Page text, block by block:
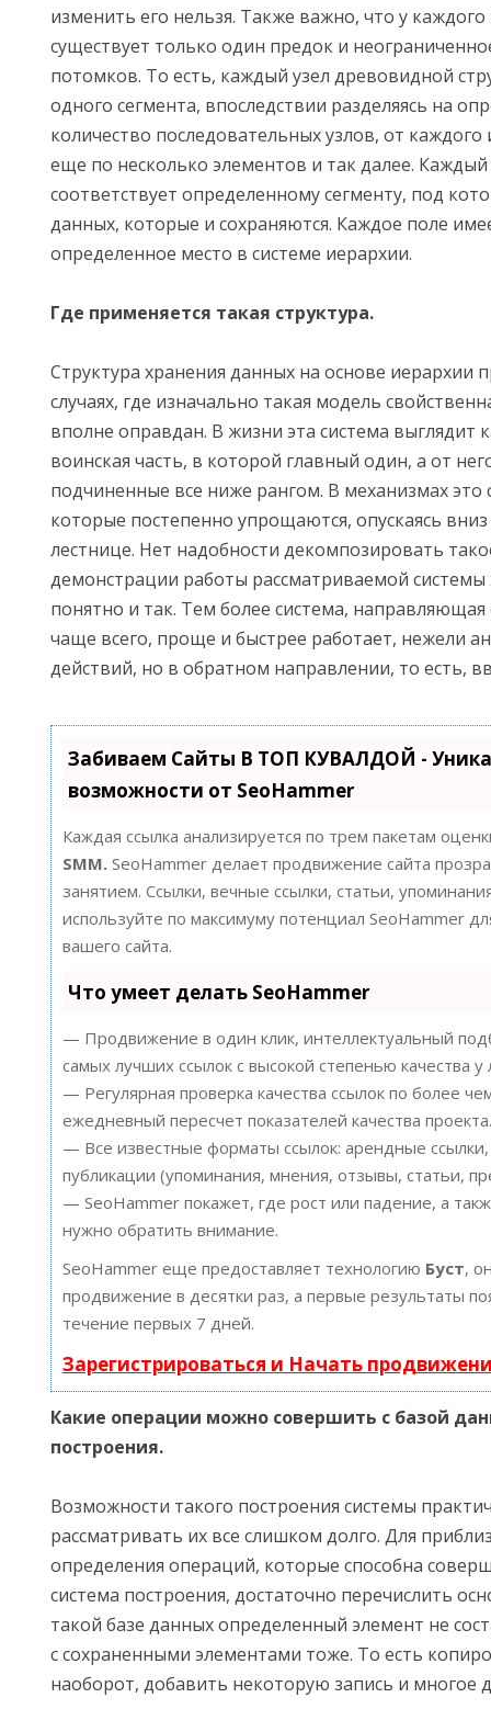
изменить его нельзя. Также важно, что у
существует только один предок и
потомков. То есть, каждый узел древовидной
одного сегмента, впоследствии разделяясь на
количество последовательных узлов, от каждого
еще по несколько элементов и так далее. Каждый
соответствует определенному сегменту, под
данных, которые и сохраняются. Каждое поле
определенное место в системе иерархии.
Где применяется такая структура.
Структура хранения данных на основе иерархии
случаях, где изначально такая модель
вполне оправдан. В жизни эта система выглядит
воинская часть, в которой главный один, а от
подчиненные все ниже рангом. В механизмах это
которые постепенно упрощаются, опускаясь
лестнице. Нет надобности декомпозировать
демонстрации работы рассматриваемой системы
понятно и так. Тем более система, направляющая
чаще всего, проще и быстрее работает, нежели
действий, но в обратном направлении, то есть,
Забиваем Сайты В ТОП КУВАЛДОЙ -
возможности от SeoHammer
Каждая ссылка анализируется по трем пакетам
SMM.SeoHammer делает продвижение сайта
занятием. Ссылки, вечные ссылки, статьи,
используйте по максимуму потенциал SeoHammer
вашего сайта.
Что умеет делать SeoHammer
— Продвижение в один клик, интеллектуальный
самых лучших ссылок с высокой степенью качества
— Регулярная проверка качества ссылок по более
ежедневный пересчет показателей качества проекта.
— Все известные форматы ссылок: арендные
публикации (упоминания, мнения, отзывы, статьи,
— SeoHammer покажет, где рост или падение, а
нужно обратить внимание.
SeoHammer еще предоставляет технологию Буст,
продвижение в десятки раз, а первые результаты
течение первых 7 дней.
Зарегистрироваться и Начать
Какие операции можно совершить с базой
построения.
Возможности такого построения системы
рассматривать их все слишком долго. Для
определения операций, которые способна
система построения, достаточно перечислить
такой базе данных определенный элемент не
с сохраненными элементами тоже. То есть
наоборот, добавить некоторую запись и многое